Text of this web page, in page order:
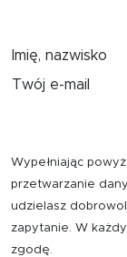
Imię, nazwisko
Twój e-mail
Wypełniając
przetwarzanie
udzielasz
zapytanie. W
zgodę.